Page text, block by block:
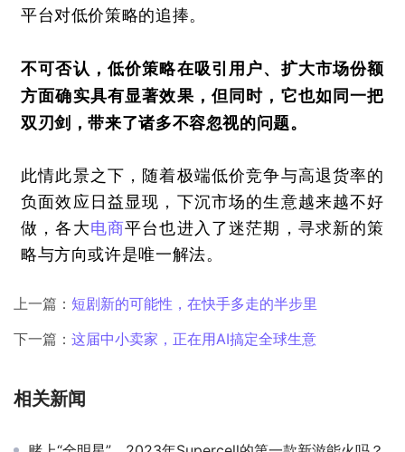
平台对低价策略的追捧。
不可否认，低价策略在吸引用户、扩大市场份额
方面确实具有显著效果，但同时，它也如同一把
双刃剑，带来了诸多不容忽视的问题。
此情此景之下，随着极端低价竞争与高退货率的
负面效应日益显现，下沉市场的生意越来越不好
做，各大电商平台也进入了迷茫期，寻求新的策
略与方向或许是唯一解法。
上一篇： 短剧新的可能性，在快手多走的半步里
下一篇： 这届中小卖家，正在用AI搞定全球生意
相关新闻